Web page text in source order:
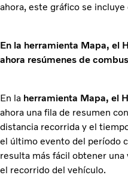
ahora, este gráfico se
En la herramienta Mapa, el
ahora resúmenes de
En la herramienta Mapa, el
ahora una fila de resumen
distancia recorrida y el
el último evento del período
resulta más fácil obtener
el recorrido del vehículo.